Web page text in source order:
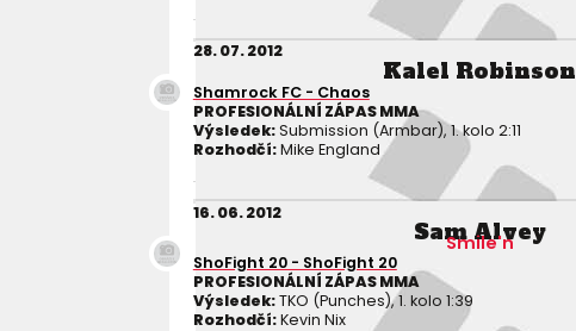
28. 07. 2012
Kalel Robinson
Shamrock FC - Chaos
PROFESIONÁLNÍ ZÁPAS MMA
Výsledek:Submission (Armbar), 1. kolo 2:11
Rozhodčí:Mike England
16. 06. 2012
Sam Alvey
Smile'n
ShoFight 20 - ShoFight 20
PROFESIONÁLNÍ ZÁPAS MMA
Výsledek:TKO (Punches), 1. kolo 1:39
Rozhodčí:Kevin Nix